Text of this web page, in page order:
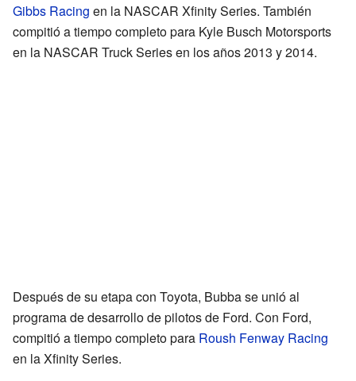
Gibbs Racing en la NASCAR Xfinity Series. También
compitió a tiempo completo para Kyle Busch Motorsports
en la NASCAR Truck Series en los años 2013 y 2014.
Después de su etapa con Toyota, Bubba se unió al
programa de desarrollo de pilotos de Ford. Con Ford,
compitió a tiempo completo para Roush Fenway Racing
en la Xfinity Series.